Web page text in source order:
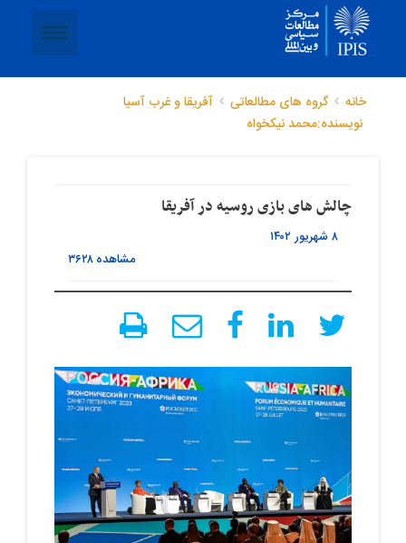
خانه گروه های مطالعاتی
آفریقا و غرب آسیا
نویسنده:محمد نیکخواه
چالش های بازی روسیه در آفریقا
۸ شهریور ۱۴۰۲
مشاهده۳۶۲۸